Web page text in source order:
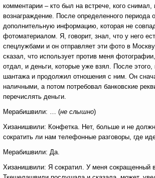
комментарии – кто был на встрече, кого снимал,
вознаграждение. После определенного периода
дополнительную информацию, которая не
фотоматериалом. Я, говорит, знал, что у него
спецлужбами и он отправляет эти фото в
сказал, что использует против меня
отдал, и деньги, которые уже взял. После
шантажа и продолжил отношения с ним. Он
наличными, а потом потребовал банковские
перечислять деньги.
Мерабишвили: … (не слышно)
Хизанишвили: Конфетка. Нет, больше и не
сократить ли нам телефонные разговоры, где
Мерабишвили: Да.
Хизанишвили: Я сократил. У меня сокращенный